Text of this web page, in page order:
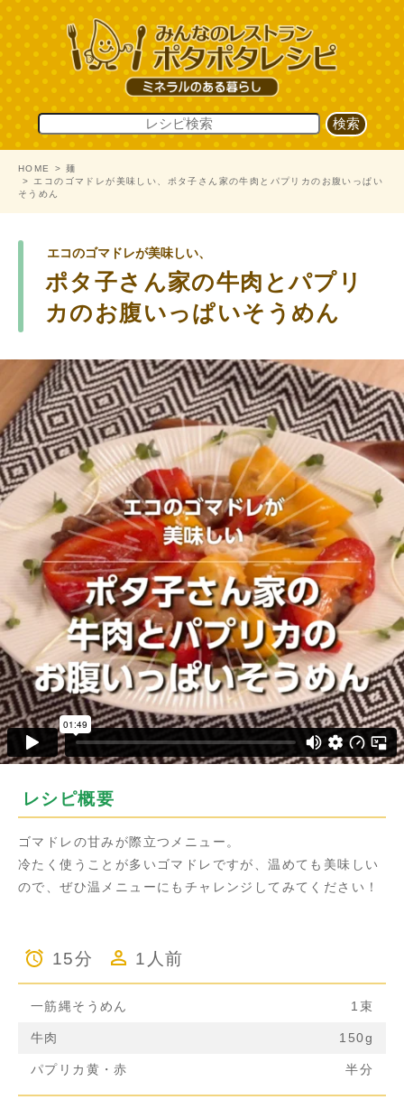
HOME
麺
エコのゴマドレが美味しい、ポタ子さん家の牛肉とパプリカのお腹いっぱい
そうめん
エコのゴマドレが美味しい、
ポタ子さん家の牛肉とパプリ
カのお腹いっぱいそうめん
レシピ概要
ゴマドレの甘みが際立つメニュー。
冷たく使うことが多いゴマドレですが、温めても美味しい
ので、ぜひ温メニューにもチャレンジしてみてください！
15分 1人前
一筋縄そうめん 1束
牛肉 150g
パプリカ黄・赤 半分